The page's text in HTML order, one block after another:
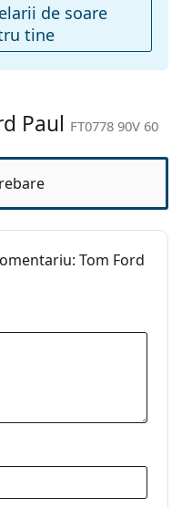
de soare
tine
Paul FT0778 90V 60
Tom Ford